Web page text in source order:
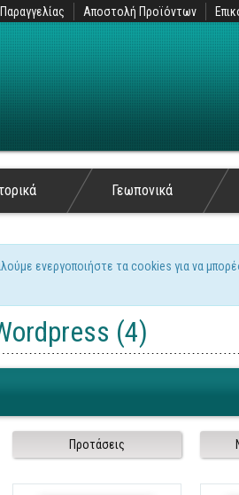
Αποστολή Προϊόντων
Γεωπονικά
ενεργοποιήστε τα cookies για να
(4)
Προτάσεις